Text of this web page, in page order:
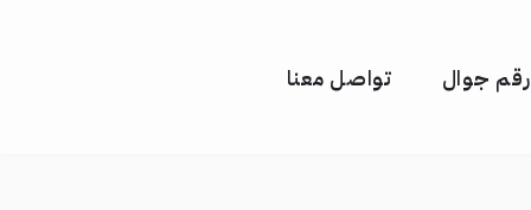
رقم جوال تواصل معنا